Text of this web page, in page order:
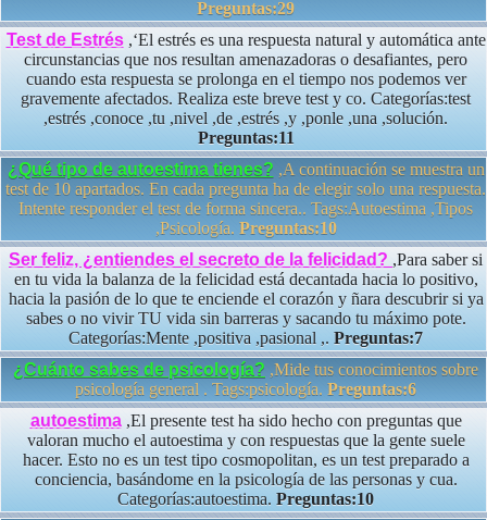
Preguntas:29
Test de Estrés,‘El estrés es una respuesta natural y automática ante
circunstancias que nos resultan amenazadoras o desafiantes, pero
cuando esta respuesta se prolonga en el tiempo nos podemos ver
gravemente afectados. Realiza este breve test y co. Categorías:test
,estrés ,conoce ,tu ,nivel ,de ,estrés ,y ,ponle ,una ,solución.
Preguntas:11
¿Qué tipo de autoestima tienes? ,A continuación se muestra un
test de 10 apartados. En cada pregunta ha de elegir solo una respuesta.
Intente responder el test de forma sincera.. Tags:Autoestima ,Tipos
,Psicología. Preguntas:10
Ser feliz, ¿entiendes el secreto de la felicidad? ,Para saber si
en tu vida la balanza de la felicidad está decantada hacia lo positivo,
hacia la pasión de lo que te enciende el corazón y ñara descubrir si ya
sabes o no vivir TU vida sin barreras y sacando tu máximo pote.
Categorías:Mente ,positiva ,pasional ,. Preguntas:7
¿Cuánto sabes de psicología? ,Mide tus conocimientos sobre
psicología general . Tags:psicología. Preguntas:6
autoestima,El presente test ha sido hecho con preguntas que
valoran mucho el autoestima y con respuestas que la gente suele
hacer. Esto no es un test tipo cosmopolitan, es un test preparado a
conciencia, basándome en la psicología de las personas y cua.
Categorías:autoestima. Preguntas:10